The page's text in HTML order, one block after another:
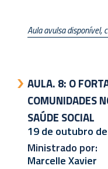
Aula avulsa disponível,
AULA. 8: O
COMUNIDADES
SAÚDE SOCIAL
19 de outubro
Ministrado por:
Marcelle Xavier